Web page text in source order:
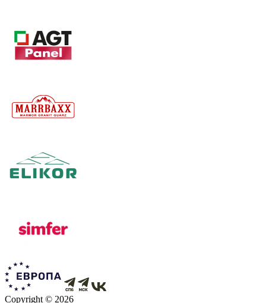
Copyright © 2026